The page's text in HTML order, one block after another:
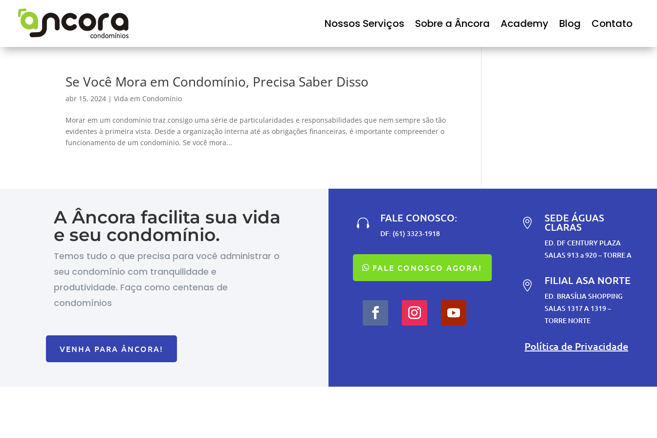
Nossos Serviços Sobre a Âncora Academy Blog Contato
Se Você Mora em Condomínio, Precisa Saber Disso
abr 15, 2024 |Vida em Condomínio
Morar em um condomínio traz consigo uma série de particularidades e responsabilidades que nem sempre são tão
evidentes à primeira vista. Desde a organização interna até as obrigações financeiras, é importante compreender o
funcionamento de um condomínio. Se você mora...
A Âncora facilita sua vida
e seu condomínio.
Temos tudo o que precisa para você administrar o
seu condomínio com tranquilidade e
produtividade. Faça como centenas de
condomínios
VENHA PARA ÂNCORA!
 FALE CONOSCO:
DF: (61) 3323-1918
FALE CONOSCO AGORA!
 SEDE ÁGUAS
CLARAS
ED. DF CENTURY PLAZA
SALAS 913 a 920 – TORRE A
 FILIAL ASA NORTE
ED. BRASÍLIA SHOPPING
SALAS 1317 A 1319 –
TORRE NORTE
Política de Privacidade